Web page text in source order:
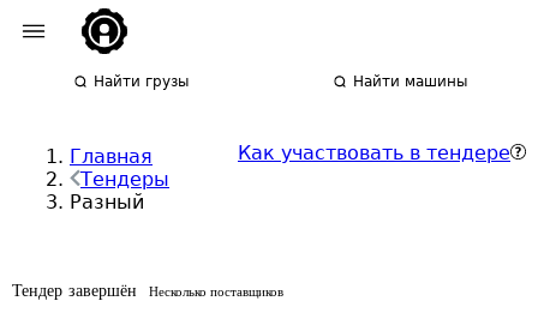
Найти грузы Найти машины
Главная
Тендеры
Разный
Как участвовать в тендере
Тендер завершён Несколько поставщиков